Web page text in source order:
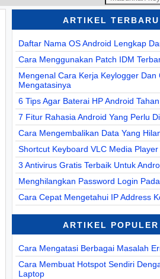
ARTIKEL TERBARU
Daftar Nama OS Android Lengkap
Cara Menggunakan Patch IDM
Mengenal Cara Kerja Keylogger Dan
Mengatasinya
6 Tips Agar Baterai HP Android
7 Fitur Rahasia Android Yang Perlu
Cara Mengembalikan Data Yang
Shortcut Keyboard VLC Media Player
3 Antivirus Gratis Terbaik Untuk
Menghilangkan Password Login
Cara Cepat Mengetahui IP Address
ARTIKEL POPULER
Cara Mengatasi Berbagai Masalah
Cara Membuat Hotspot Sendiri
Laptop